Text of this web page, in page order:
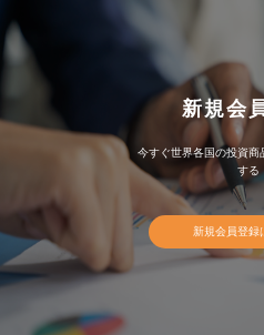
新規会
今すぐ世界各国の投資商
する
新規会員登録